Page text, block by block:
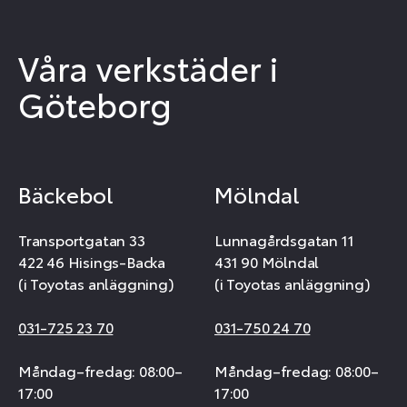
Våra verkstäder i
Göteborg
Bäckebol
Transportgatan 33
422 46 Hisings-Backa
(i Toyotas anläggning)
031-725 23 70
Måndag–fredag: 08:00–
17:00
Mölndal
Lunnagårdsgatan 11
431 90 Mölndal
(i Toyotas anläggning)
031-750 24 70
Måndag–fredag: 08:00–
17:00